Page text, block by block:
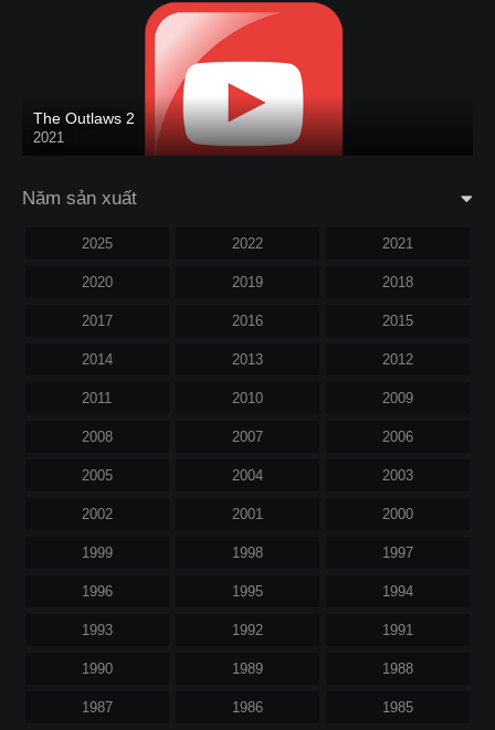
The Outlaws 2
2021
Năm sản xuất
2025 2022 2021
2020 2019 2018
2017 2016 2015
2014 2013 2012
2011 2010 2009
2008 2007 2006
2005 2004 2003
2002 2001 2000
1999 1998 1997
1996 1995 1994
1993 1992 1991
1990 1989 1988
1987 1986 1985